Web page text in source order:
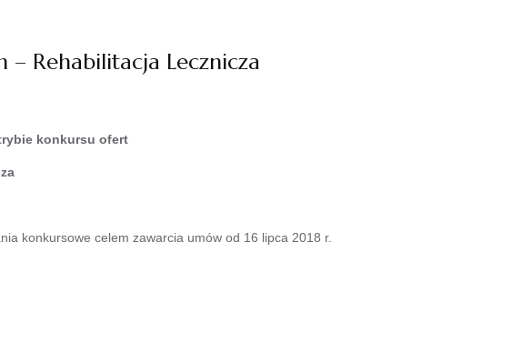
Rehabilitacja Lecznicza
konkursu ofert
konkursowe celem zawarcia umów od 16 lipca 2018 r.